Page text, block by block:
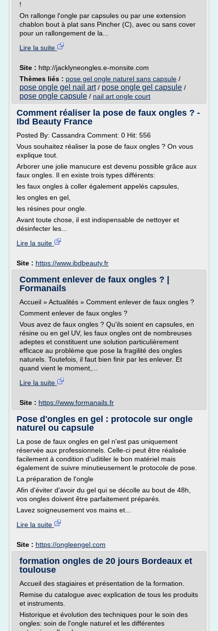
!
On rallonge l'ongle par capsules ou par une extension
chablon bout à plat sans Pincher (C), avec ou sans cover
pour un rallongement de la...
Lire la suite
Site : http://jacklyneongles.e-monsite.com
Thèmes liés : pose gel ongle naturel sans capsule /
pose ongle gel nail art/ pose ongle gel capsule /
pose ongle capsule / nail art ongle court
Comment réaliser la pose de faux ongles ? -
Ibd Beauty France
Posted By: Cassandra Comment: 0 Hit: 556
Vous souhaitez réaliser la pose de faux ongles ? On vous
explique tout.
Arborer une jolie manucure est devenu possible grâce aux
faux ongles. Il en existe trois types différents:
les faux ongles à coller également appelés capsules,
les ongles en gel,
les résines pour ongle.
Avant toute chose, il est indispensable de nettoyer et
désinfecter les...
Lire la suite
Site : https://www.ibdbeauty.fr
Comment enlever de faux ongles ? |
Formanails
Accueil » Actualités » Comment enlever de faux ongles ?
Comment enlever de faux ongles ?
Vous avez de faux ongles ? Qu'ils soient en capsules, en
résine ou en gel UV, les faux ongles ont de nombreuses
adeptes et constituent une solution particulièrement
efficace au problème que pose la fragilité des ongles
naturels. Toutefois, il faut bien finir par les enlever. Et
quand vient le moment,...
Lire la suite
Site : https://www.formanails.fr
Pose d'ongles en gel : protocole sur ongle
naturel ou capsule
La pose de faux ongles en gel n'est pas uniquement
réservée aux professionnels. Celle-ci peut être réalisée
facilement à condition d'uditiler le bon matériel mais
également de suivre minutieusement le protocole de pose.
La préparation de l'ongle
Afin d'éviter d'avoir du gel qui se décolle au bout de 48h,
vos ongles doivent être parfaitement préparés.
Lavez soigneusement vos mains et...
Lire la suite
Site : https://ongleengel.com
formation ongles de 20 jours Bordeaux et
toulouse
Accueil des stagiaires et présentation de la formation.
Remise du catalogue avec explication de tous les produits
et instruments.
Historique et évolution des techniques pour le soin des
ongles: soin de l'ongle naturel et les différentes